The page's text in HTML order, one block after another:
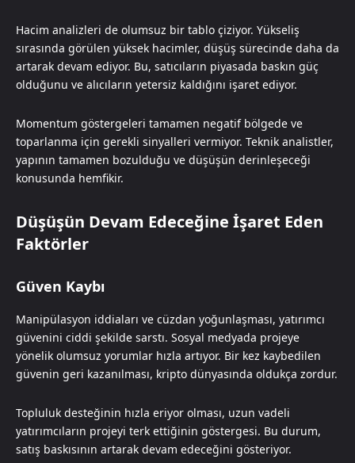
Hacim analizleri de olumsuz bir tablo çiziyor. Yükseliş
sırasında görülen yüksek hacimler, düşüş sürecinde daha da
artarak devam ediyor. Bu, satıcıların piyasada baskın güç
olduğunu ve alıcıların yetersiz kaldığını işaret ediyor.
Momentum göstergeleri tamamen negatif bölgede ve
toparlanma için gerekli sinyalleri vermiyor. Teknik analistler,
yapının tamamen bozulduğu ve düşüşün derinleşeceği
konusunda hemfikir.
Düşüşün Devam Edeceğine İşaret Eden
Faktörler
Güven Kaybı
Manipülasyon iddiaları ve cüzdan yoğunlaşması, yatırımcı
güvenini ciddi şekilde sarstı. Sosyal medyada projeye
yönelik olumsuz yorumlar hızla artıyor. Bir kez kaybedilen
güvenin geri kazanılması, kripto dünyasında oldukça zordur.
Topluluk desteğinin hızla eriyor olması, uzun vadeli
yatırımcıların projeyi terk ettiğinin göstergesi. Bu durum,
satış baskısının artarak devam edeceğini gösteriyor.